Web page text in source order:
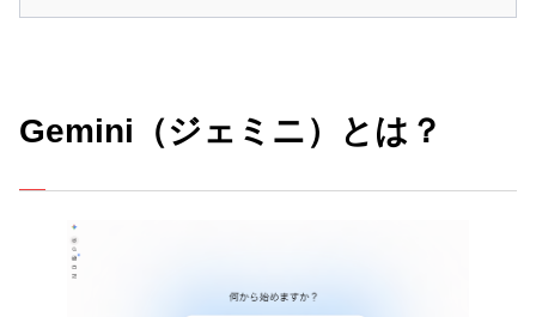
Gemini（ジェミニ）とは？